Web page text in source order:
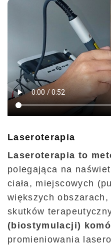
Laseroterapia
Laseroterapia to
polegająca na
ciała, miejscowych
większych
skutków
(biostymulacji)
promieniowania